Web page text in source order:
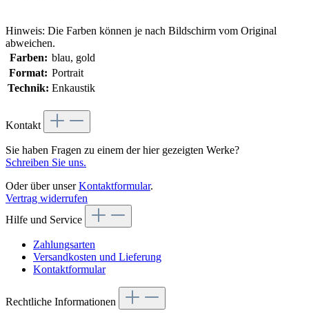
Hinweis: Die Farben können je nach Bildschirm vom Original
abweichen.
Farben: blau, gold
Format: Portrait
Technik: Enkaustik
Kontakt
Sie haben Fragen zu einem der hier gezeigten Werke?
Schreiben Sie uns.
Oder über unserKontaktformular.
Vertrag widerrufen
Hilfe und Service
Zahlungsarten
Versandkosten und Lieferung
Kontaktformular
Rechtliche Informationen